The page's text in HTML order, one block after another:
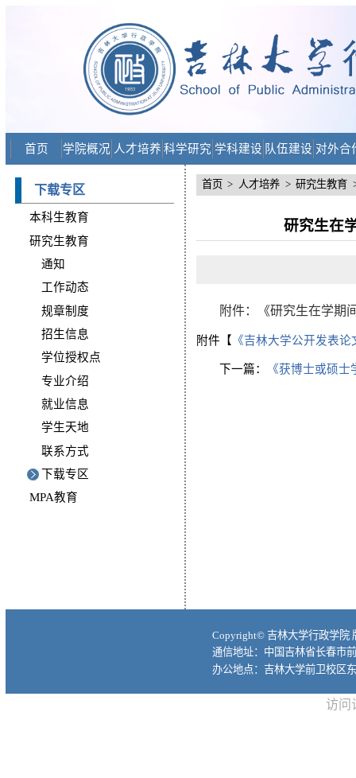
首页 学院概况 人才培养 科学研究 学科建设 队伍建设 对外合
下载专区
本科生教育
研究生教育
通知
工作动态
规章制度
招生信息
学位授权点
专业介绍
就业信息
学生天地
联系方式
下载专区
MPA教育
首页 > 人才培养 > 研究生教育
研究生在
附件：《研究生在学期
附件【 《吉林大学公开发表
下一篇： 《获博士或硕
Copyright© 吉林大学行政学院
通信地址：中国吉林省长春市
办公地点：吉林大学前卫校区
访问